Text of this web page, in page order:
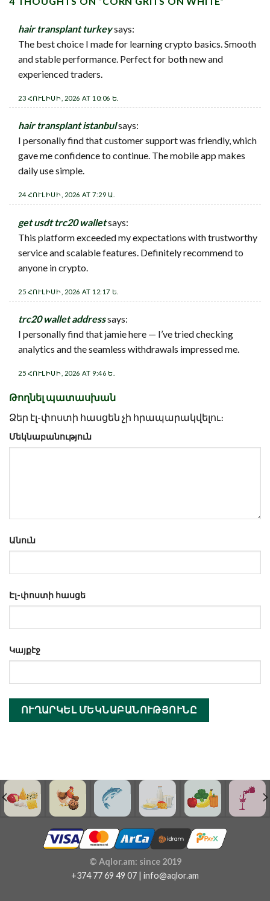
hair transplant turkeysays:
The best choice I made for learning crypto basics. Smooth
and stable performance. Perfect for both new and
experienced traders.
23 ՀՈՒԼԻՍԻ, 2026 AT 10:06 Ե.
hair transplant istanbulsays:
I personally find that customer support was friendly, which
gave me confidence to continue. The mobile app makes
daily use simple.
24 ՀՈՒԼԻՍԻ, 2026 AT 7:29 Ա.
get usdt trc20 walletsays:
This platform exceeded my expectations with trustworthy
service and scalable features. Definitely recommend to
anyone in crypto.
25 ՀՈՒԼԻՍԻ, 2026 AT 12:17 Ե.
trc20 wallet addresssays:
I personally find that jamie here — I’ve tried checking
analytics and the seamless withdrawals impressed me.
25 ՀՈՒԼԻՍԻ, 2026 AT 9:46 Ե.
Թողնել պատասխան
Ձեր էլ-փոստի հասցեն չի հրապարակվելու։
Մեկնաբանություն
Անուն
Էլ-փոստի հասցե
Կայքէջ
© Aqlor.am: since 2019
+374 77 69 49 07 | info@aqlor.am